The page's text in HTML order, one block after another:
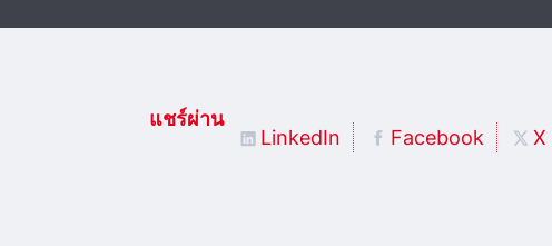
แชร์ผ่าน
LinkedIn
Facebook X